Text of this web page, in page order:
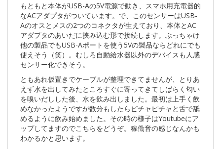
もともと本体がUSB-Aの5V電源で動き、スマホ用充電器的
なACアダプタがついています。で、このセンサーはUSB-
Aのオスとメスの2つのコネクタが生えており、本体とAC
アダプタのあいだに挟み込む形で接続します。ぶっちゃけ
他の製品でもUSB-Aポートを使う5Vの製品ならどれにでも
使えそう（笑）。むしろ自動給水器以外のデバイスも人感
センサー化できそう。
ともあれ仮置きでケーブルが整理できてませんが、とりあ
えず水を出してみたところすぐに寄ってきてしばらく匂い
を嗅いだしした後、水を飲み出しました。最初は上手く飲
めなかったようですが数分もしたらピチャピチャと舌で舐
めるように飲み始めました。その時の様子はYoutubeにア
ップしてますのでこちらをどうぞ。稼働音の感じなんかも
わかるかと思います。